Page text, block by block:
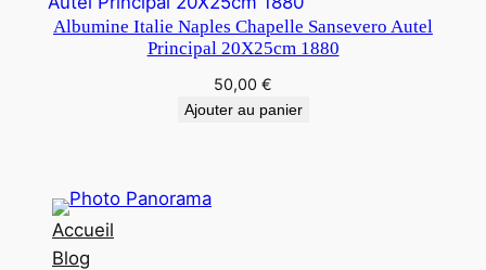
Albumine Italie Naples Chapelle Sansevero Autel
Principal 20X25cm 1880
50,00 €
Ajouter au panier
Accueil
Blog